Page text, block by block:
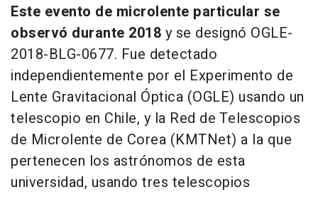
Este evento de microlente particular se
observó durante 2018 y se designó OGLE-
2018-BLG-0677. Fue detectado
independientemente por el Experimento de
Lente Gravitacional Óptica (OGLE) usando un
telescopio en Chile, y la Red de Telescopios
de Microlente de Corea (KMTNet) a la que
pertenecen los astrónomos de esta
universidad, usando tres telescopios